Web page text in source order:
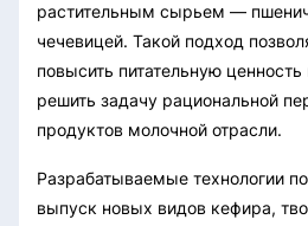
растительным сырьем —
чечевицей. Такой подход
повысить питательную
решить задачу рациональной
продуктов молочной отрасли.
Разрабатываемые технологии
выпуск новых видов кефира,